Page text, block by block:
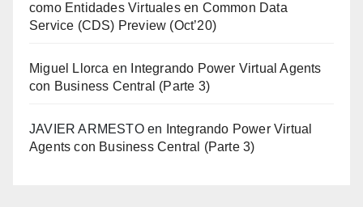
como Entidades Virtuales en Common Data
Service (CDS) Preview (Oct’20)
Miguel Llorca en
Integrando Power Virtual Agents
con Business Central (Parte 3)
JAVIER ARMESTOen
Integrando Power Virtual
Agents con Business Central (Parte 3)